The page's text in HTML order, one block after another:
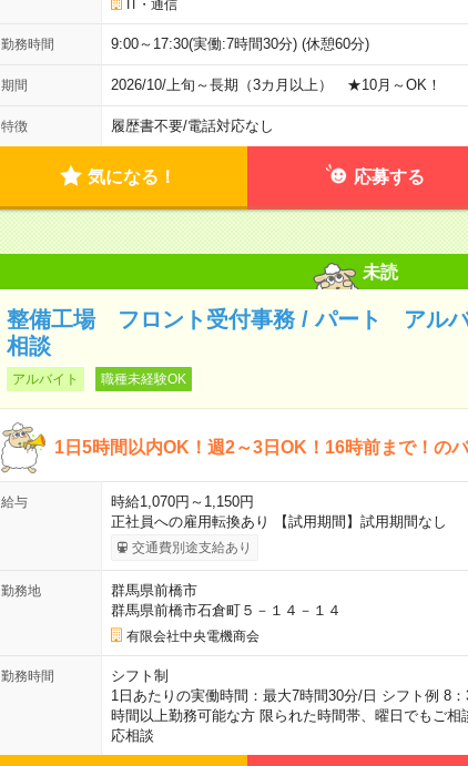
IT・通信
勤務時間 9:00～17:30(実働:7時間30分) (休憩60分)
期間 2026/10/上旬～長期（3カ月以上） ★10月～OK！
特徴 履歴書不要/電話対応なし
気になる！ 応募する
未読
整備工場 フロント受付事務 / パート ア
相談
アルバイト 職種未経験OK
1日5時間以内OK！週2～3日OK！16時前まで！の
給与
時給1,070円～1,150円
正社員への雇用転換あり 【試用期間】試用期間なし
交通費別途支給あり
勤務地
群馬県前橋市
群馬県前橋市石倉町５－１４－１４
有限会社中央電機商会
勤務時間
シフト制
1日あたりの実働時間：最大7時間30分/日 シフト例 8
時間以上勤務可能な方 限られた時間帯、曜日でもご相
応相談